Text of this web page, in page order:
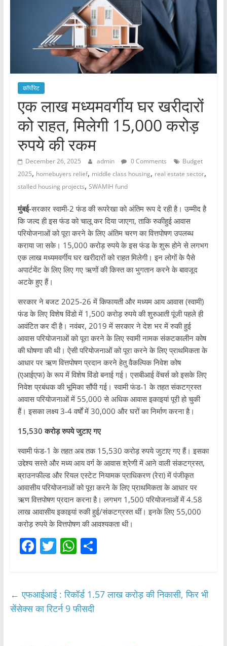
कॉर्पोरेट
एक लाख मध्यमवर्गीय घर खरीदारों
को राहत, मिलेगी 15,000 करोड़
रुपये की रकम
December 26, 2025 admin 0 Comments
Budget
2025, homebuyers relief, middle class housing, real estate sector,
stalled housing projects, SWAMIH fund
मुंबई-सरकार स्वामी-2 फंड की रूपरेखा को अंतिम रूप दे रही है। उम्मीद है
कि जल्द ही इस फंड को चालू कर दिया जाएगा, ताकि रुकीहुई आवास
परियोजनाओं को पूरा करने के लिए अंतिम चरण का वित्तपोषण उपलब्ध
कराया जा सके। 15,000 करोड़ रुपये के इस फंड के शुरू होने से लगभग
एक लाख मध्यमवर्गीय घर खरीदारों को राहत मिलेगी। इन लोगों के पैसे
अपार्टमेंट के लिए लिए गए ऋणों की किस्त का भुगतान करने के बावजूद
अटके हुए हैं।
सरकार ने बजट 2025-26 में किफायती और मध्यम आय आवास (स्वामी)
फंड के लिए विशेष विंडो में 1,500 करोड़ रुपये की शुरुआती पूंजी पहले ही
आवंटित कर दी है। नवंबर, 2019 में सरकार ने देश भर में रुकी हुई
आवास परियोजनाओं को पूरा करने के लिए स्वामी नामक संकटकालीन कोष
की घोषणा की थी। ऐसी परियोजनाओं को पूरा करने के लिए प्राथमिकता के
आधार पर ऋण वित्तपोषण प्रदान करने हेतु वैकल्पिक निवेश कोष
(एआईएफ) के रूप में विशेष विंडो बनाई गई। एसबीआई वेंचर्स को इसके लिए
निवेश प्रबंधक की भूमिका सौंपी गई। स्वामी फंड-1 के तहत संकटग्रस्त
आवास परियोजनाओं में 55,000 से अधिक आवास इकाइयां पूरी हो चुकी
हैं। इसका लक्ष्य 3-4 वर्षों में 30,000 और घरों का निर्माण करना है।
15,530 करोड़ रुपये जुटाए गए
स्वामी फंड-1 के तहत अब तक 15,530 करोड़ रुपये जुटाए गए हैं। इसका
उद्देश्य सस्ते और मध्य आय वर्ग के आवास श्रेणी में आने वाली संकटग्रस्त,
ब्राउनफील्ड और रियल एस्टेट नियामक प्राधिकरण (रेरा) में पंजीकृत
आवासीय परियोजनाओं को पूरा करने के लिए प्राथमिकता के आधार पर
ऋण वित्तपोषण प्रदान करना है। लगभग 1,500 परियोजनाओं में 4.58
लाख आवासीय इकाइयां रुकी हुई/संकटग्रस्त थीं। इनके लिए 55,000
करोड़ रुपये के वित्तपोषण की आवश्यकता थी।
F
e
b
T
er
W
s
A
S
e
← एफआईआई : रिकॉर्ड 1.57 लाख करोड़ की निकासी, फिर भी
सेंसेक्स का रिटर्न 9 फीसदी